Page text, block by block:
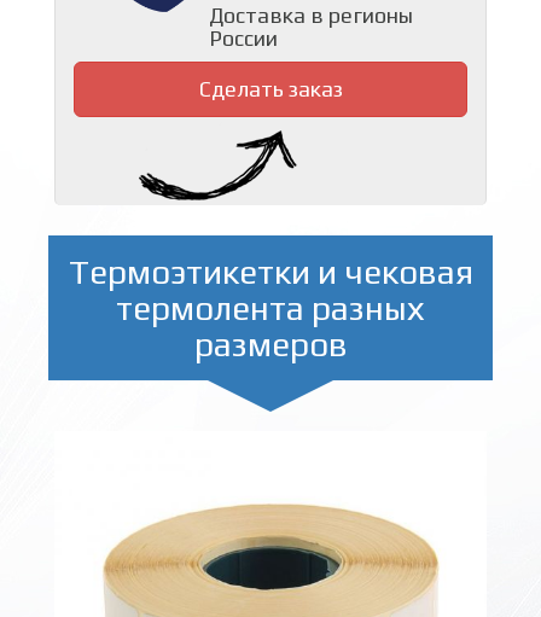
Доставка в регионы
России
Сделать заказ
Термоэтикетки и чековая
термолента разных
размеров